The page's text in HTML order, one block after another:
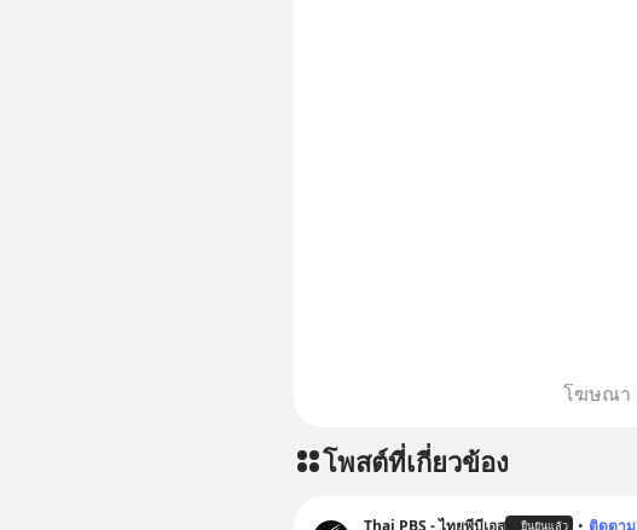
โฆษณา
โพสต์ที่เกี่ยวข้อง
Thai PBS - ไทยพีบีเอส ยืนยันแล้ว • ติดตาม